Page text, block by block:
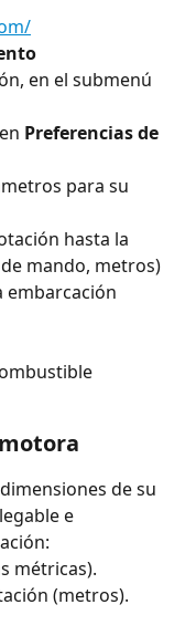
en el submenú
Preferencias de
para su
hasta la
mando, metros)
embarcación
de su
e
métricas).
(metros).